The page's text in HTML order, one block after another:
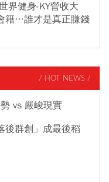
界健身-KY營收大
籍…誰才是真正賺錢
/ HOT NEWS /
vs 嚴峻現實
後群創」成最後稻